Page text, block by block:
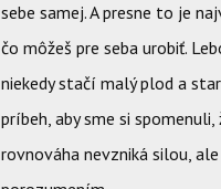
sebe samej. A presne to je
čo môžeš pre seba urobiť.
niekedy stačí malý plod a
príbeh, aby sme si spomenuli,
rovnováha nevzniká silou, ale